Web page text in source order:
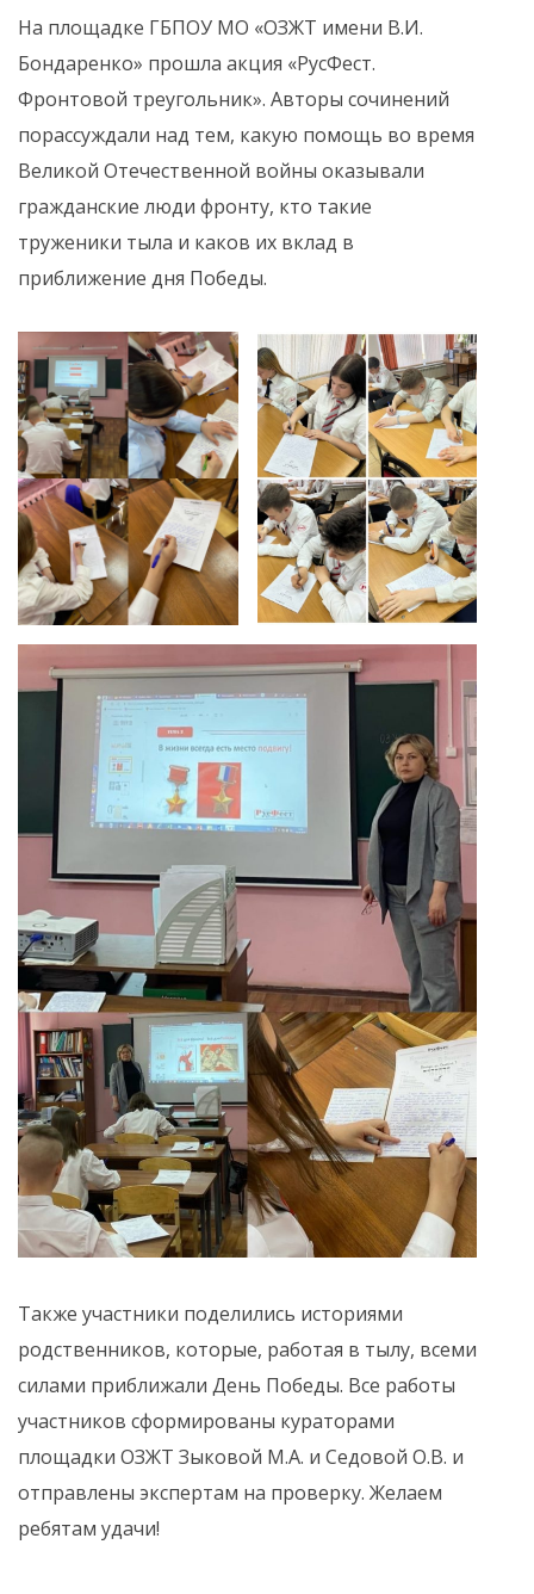
На площадке ГБПОУ МО «ОЗЖТ имени В.И.
Бондаренко» прошла акция «РусФест.
Фронтовой треугольник». Авторы сочинений
порассуждали над тем, какую помощь во время
Великой Отечественной войны оказывали
гражданские люди фронту, кто такие
труженики тыла и каков их вклад в
приближение дня Победы.
Также участники поделились историями
родственников, которые, работая в тылу, всеми
силами приближали День Победы. Все работы
участников сформированы кураторами
площадки ОЗЖТ Зыковой М.А. и Седовой О.В. и
отправлены экспертам на проверку. Желаем
ребятам удачи!